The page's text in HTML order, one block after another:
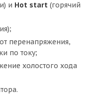
и Hot start (горячий
перенапряжения,
по току;
холостого хода